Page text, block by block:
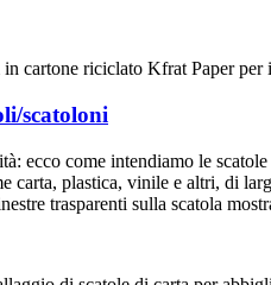
scatoloni
ecco come intendiamo le
carta, plastica, vinile e altri, di
trasparenti sulla scatola